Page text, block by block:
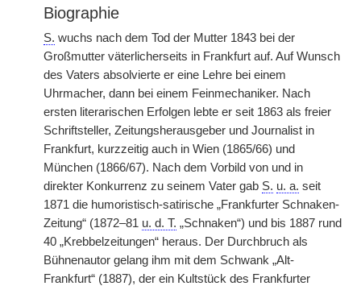
Biographie
S. wuchs nach dem Tod der Mutter 1843 bei der
Großmutter väterlicherseits in Frankfurt auf. Auf Wunsch
des Vaters absolvierte er eine Lehre bei einem
Uhrmacher, dann bei einem Feinmechaniker. Nach
ersten literarischen Erfolgen lebte er seit 1863 als freier
Schriftsteller, Zeitungsherausgeber und Journalist in
Frankfurt, kurzzeitig auch in Wien (1865/66) und
München (1866/67). Nach dem Vorbild von und in
direkter Konkurrenz zu seinem Vater gab S. u. a. seit
1871 die humoristisch-satirische „Frankfurter Schnaken-
Zeitung“ (1872–81 u. d. T. „Schnaken“) und bis 1887 rund
40 „Krebbelzeitungen“ heraus. Der Durchbruch als
Bühnenautor gelang ihm mit dem Schwank „Alt-
Frankfurt“ (1887), der ein Kultstück des Frankfurter